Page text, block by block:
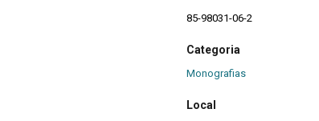
85-98031-06-2
Categoria
Monografias
Local